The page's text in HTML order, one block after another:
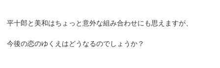
平十郎と美和はちょっと意外な組み合わせにも思えますが、
今後の恋のゆくえはどうなるのでしょうか？